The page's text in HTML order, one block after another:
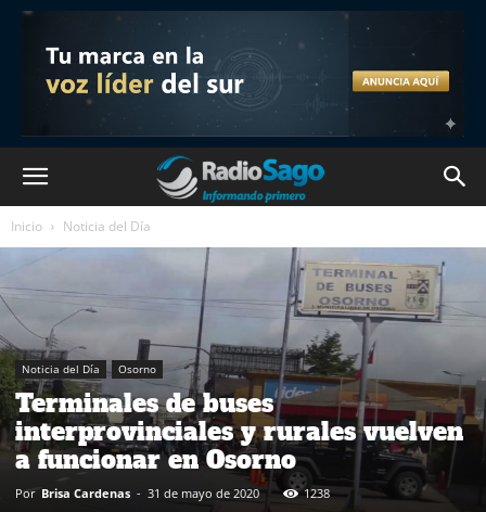
Inicio Noticia del Día
Noticia del Día Osorno
Terminales de buses
interprovinciales y rurales vuelven
a funcionar en Osorno
Por Brisa Cardenas - 31 de mayo de 2020 1238